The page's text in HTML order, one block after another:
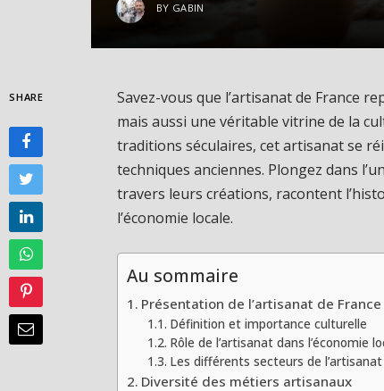
BY GABIN
SHARE
Savez-vous que l’artisanat de France
mais aussi une véritable vitrine de la
traditions séculaires, cet artisanat se
techniques anciennes. Plongez dans
travers leurs créations, racontent
l’économie locale.
Au sommaire
Présentation de l’artisanat de France
Définition et importance culturelle
Rôle de l’artisanat dans l’économie
Les différents secteurs de l’artisanat
Diversité des métiers artisanaux